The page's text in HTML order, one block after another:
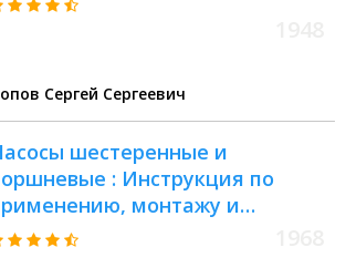
Сергей Сергеевич
шестеренные и
: Инструкция по
монтажу и